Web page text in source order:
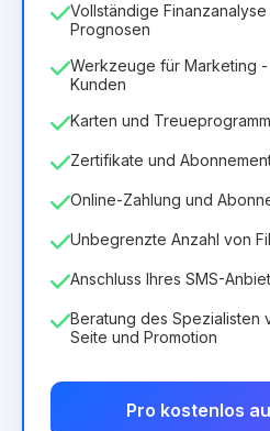
Vollständige
Prognosen
Werkzeuge für Marketing
Kunden
Karten und
Zertifikate und
Online-Zahlung und
Unbegrenzte Anzahl von
Anschluss Ihres SMS-
Beratung des Spezialisten
Seite und Promotion
Pro kostenlos